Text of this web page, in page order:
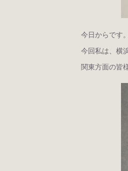
今日からです
今回私は、横
関東方面の皆